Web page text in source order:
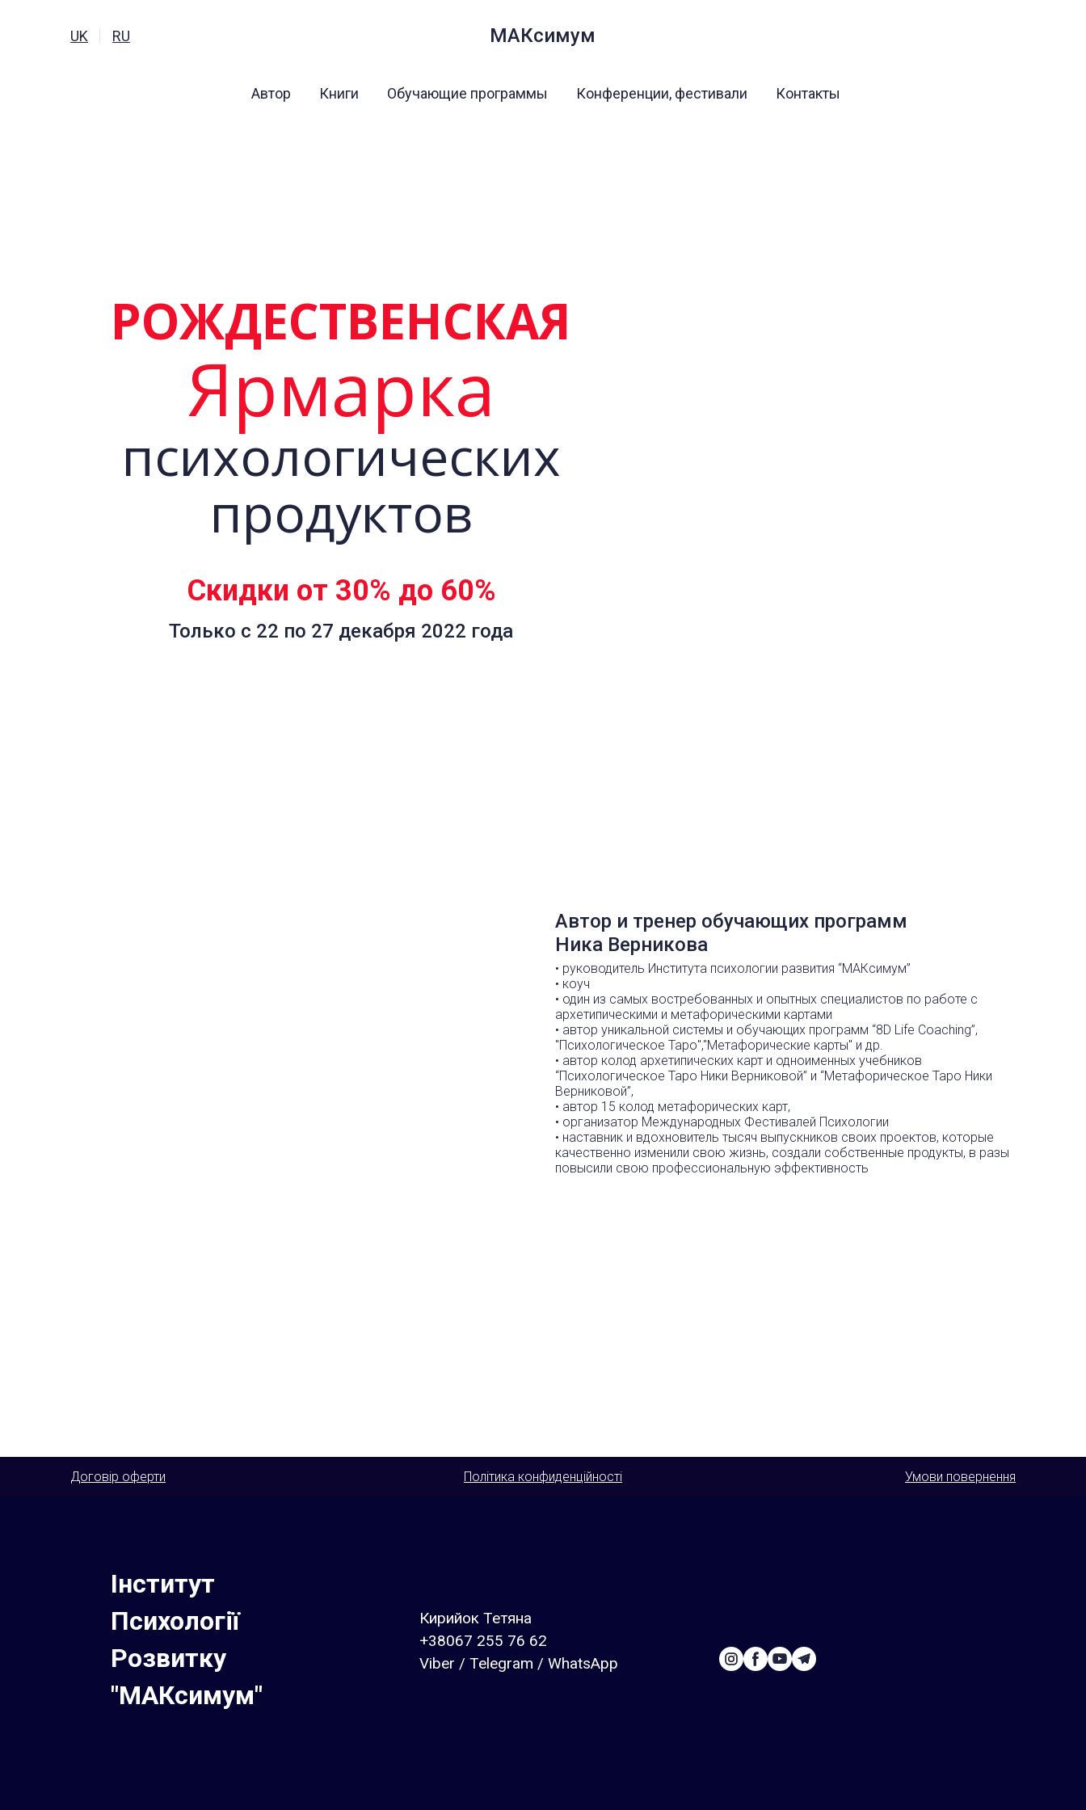
UK RU МАКсимум
Автор Книги Обучающие программы Конференции, фестивали Контакты
РОЖДЕСТВЕНСКАЯ
Ярмарка
психологических
продуктов
Скидки от 30% до 60%
Только с 22 по 27 декабря 2022 года
Автор и тренер обучающих программ
Ника Верникова
• руководитель Института психологии развития “МАКсимум”
• коуч
• один из самых востребованных и опытных специалистов по работе с
архетипическими и метафорическими картами
• автор уникальной системы и обучающих программ “8D Life Coaching”,
"Психологическое Таро","Метафорические карты" и др.
• автор колод архетипических карт и одноименных учебников
“Психологическое Таро Ники Верниковой” и “Метафорическое Таро Ники
Верниковой”,
• автор 15 колод метафорических карт,
• организатор Международных Фестивалей Психологии
• наставник и вдохновитель тысяч выпускников своих проектов, которые
качественно изменили свою жизнь, создали собственные продукты, в разы
повысили свою профессиональную эффективность
Договір оферти Політика конфиденційності Умови повернення
Інститут
Психології
Розвитку
"МАКсимум"
Кирийок Тетяна
+38067 255 76 62
Viber / Telegram / WhatsApp